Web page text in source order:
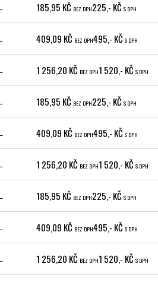
185,95 KČ BEZ DPH225,- KČS DPH
409,09 KČ BEZ DPH495,- KČS DPH
1 256,20 KČ BEZ DPH1 520,- KČS DPH
185,95 KČ BEZ DPH225,- KČS DPH
409,09 KČ BEZ DPH495,- KČS DPH
1 256,20 KČ BEZ DPH1 520,- KČS DPH
185,95 KČ BEZ DPH225,- KČS DPH
409,09 KČ BEZ DPH495,- KČS DPH
1 256,20 KČ BEZ DPH1 520,- KČS DPH